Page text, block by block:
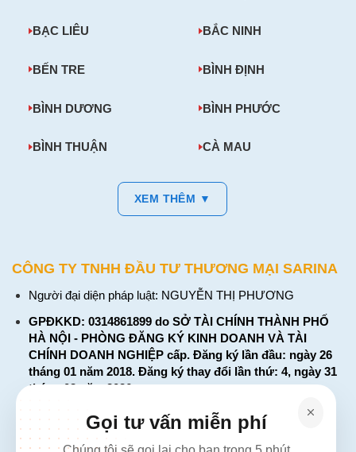
BẠC LIÊU BẮC NINH
BẾN TRE BÌNH ĐỊNH
BÌNH DƯƠNG BÌNH PHƯỚC
BÌNH THUẬN CÀ MAU
XEM THÊM ▼
CÔNG TY TNHH ĐẦU TƯ THƯƠNG MẠI SARINA
Người đại diện pháp luật: NGUYỄN THỊ PHƯƠNG
GPĐKKD: 0314861899 do SỞ TÀI CHÍNH THÀNH PHỐ
HÀ NỘI - PHÒNG ĐĂNG KÝ KINH DOANH VÀ TÀI
CHÍNH DOANH NGHIỆP cấp. Đăng ký lần đầu: ngày 26
tháng 01 năm 2018. Đăng ký thay đổi lần thứ: 4, ngày 31
tháng 03 năm 2026
226 Đường Láng, Đống Đa, Hà Nội
137 Đường Hòa Hưng, Phường 12, Quận 10, TP. Hồ Chí
Gọi tư vấn miễn phí